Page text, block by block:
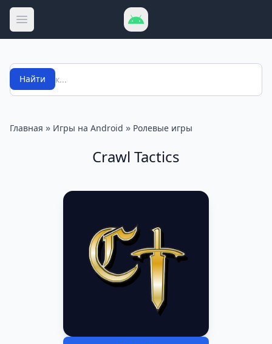
Открыть меню
Поиск
Найти
Главная » Игры на Android » Ролевые игры
Crawl Tactics